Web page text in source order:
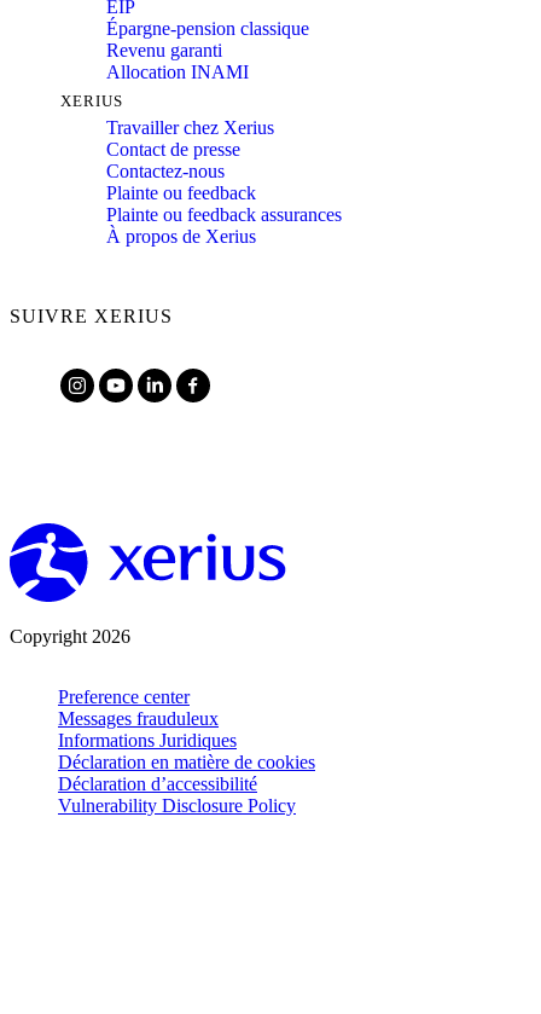
EIP
Épargne-pension classique
Revenu garanti
Allocation INAMI
XERIUS
Travailler chez Xerius
Contact de presse
Contactez-nous
Plainte ou feedback
Plainte ou feedback assurances
À propos de Xerius
SUIVRE XERIUS
Copyright 2026
Preference center
Messages frauduleux
Informations Juridiques
Déclaration en matière de cookies
Déclaration d’accessibilité
Vulnerability Disclosure Policy